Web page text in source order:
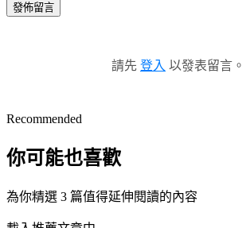
發佈留言
請先 登入 以發表留言。
Recommended
你可能也喜歡
為你精選 3 篇值得延伸閱讀的內容